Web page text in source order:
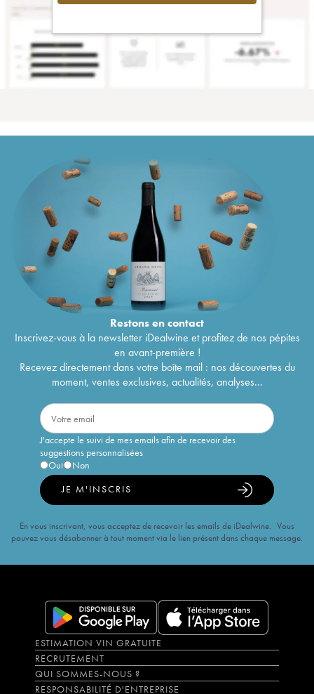
Restons encontact
Inscrivez-vous à la newsletter iDealwine et profitez de nos pépites
en avant-première !
Recevez directement dans votre boîte mail : nos découvertes du
moment, ventes exclusives, actualités, analyses...
J'accepte le suivi de mes emails afin de recevoir des
suggestions personnalisées
Oui
Non
JE M'INSCRIS
En vous inscrivant, vous acceptez de recevoir les emails de iDealwine. Vous
pouvez vous désabonner à tout moment via le lien présent dans chaque message.
ESTIMATION VIN GRATUITE
RECRUTEMENT
QUI SOMMES-NOUS ?
RESPONSABILITÉ D'ENTREPRISE